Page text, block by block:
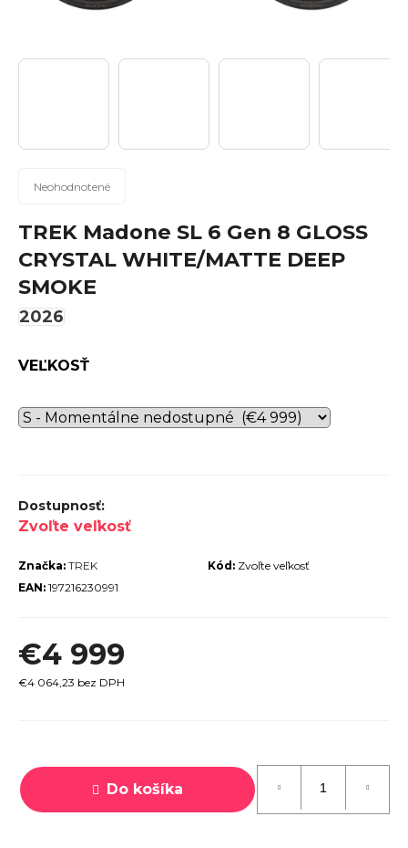
Priemerné
produktu
je
0,0
z
5
hviezdičiek.
Neohodnotené
TREK Madone SL 6 Gen 8 GLOSS
CRYSTAL WHITE/MATTE DEEP
SMOKE
2026
VEĽKOSŤ
Zvoľte veľkosť
Kód: Zvoľte veľkosť
Značka: TREK
EAN: 197216230991
€4 999
€4 064,23 bez DPH
cena:
Do košíka
?
Hľadať
O
o
r
a
m
e
X 3.0
2025
€600
€899